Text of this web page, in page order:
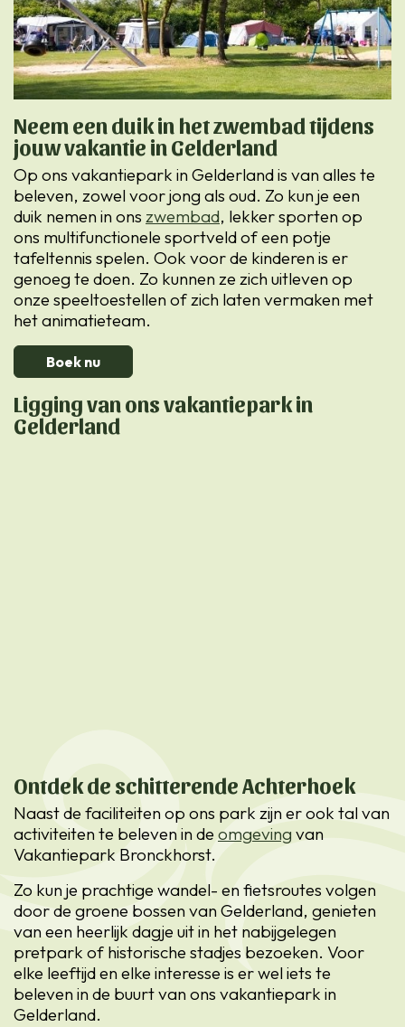
Neem een duik in het zwembad tijdens
jouw vakantie in Gelderland
Op ons vakantiepark in Gelderland is van alles te
beleven, zowel voor jong als oud. Zo kun je een
duik nemen in ons zwembad, lekker sporten op
ons multifunctionele sportveld of een potje
tafeltennis spelen. Ook voor de kinderen is er
genoeg te doen. Zo kunnen ze zich uitleven op
onze speeltoestellen of zich laten vermaken met
het animatieteam.
Boek nu
Ligging van ons vakantiepark in
Gelderland
Ontdek de schitterende Achterhoek
Naast de faciliteiten op ons park zijn er ook tal van
activiteiten te beleven in de omgeving van
Vakantiepark Bronckhorst.
Zo kun je prachtige wandel- en fietsroutes volgen
door de groene bossen van Gelderland, genieten
van een heerlijk dagje uit in het nabijgelegen
pretpark of historische stadjes bezoeken. Voor
elke leeftijd en elke interesse is er wel iets te
beleven in de buurt van ons vakantiepark in
Gelderland.